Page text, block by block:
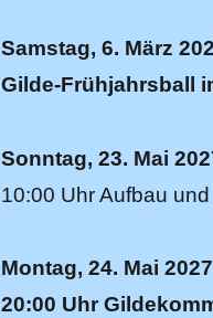
Samstag, 6. März
Gilde-Frühjahrsball
Sonntag, 23. Mai
10:00 Uhr Aufbau
Montag, 24. Mai 2027
20:00 Uhr